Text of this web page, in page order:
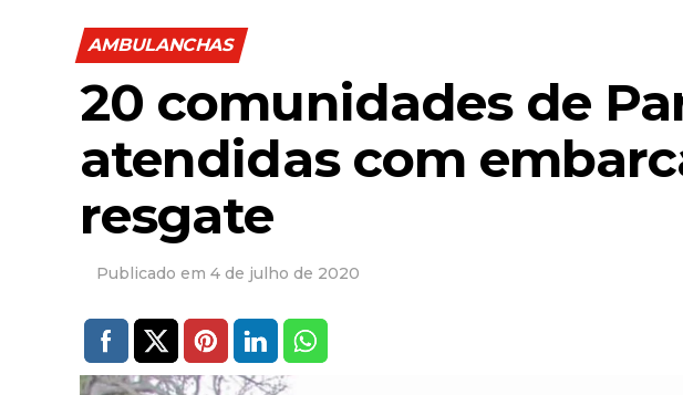
AMBULANCHAS
20 comunidades de
atendidas com
resgate
4 de julho de 2020